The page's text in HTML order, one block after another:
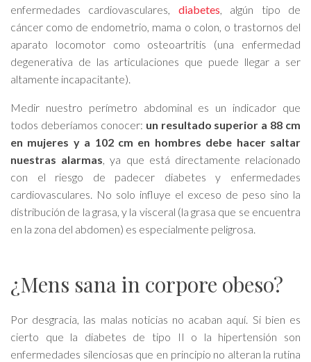
enfermedades cardiovasculares, diabetes, algún tipo de
cáncer como de endometrio, mama o colon, o trastornos del
aparato locomotor como osteoartritis (una enfermedad
degenerativa de las articulaciones que puede llegar a ser
altamente incapacitante).
Medir nuestro perímetro abdominal es un indicador que
todos deberíamos conocer: un resultado superior a 88 cm
en mujeres y a 102 cm en hombres debe hacer saltar
nuestras alarmas, ya que está directamente relacionado
con el riesgo de padecer diabetes y enfermedades
cardiovasculares. No solo influye el exceso de peso sino la
distribución de la grasa, y la visceral (la grasa que se encuentra
en la zona del abdomen) es especialmente peligrosa.
¿Mens sana in corpore obeso?
Por desgracia, las malas noticias no acaban aquí. Si bien es
cierto que la diabetes de tipo II o la hipertensión son
enfermedades silenciosas que en principio no alteran la rutina